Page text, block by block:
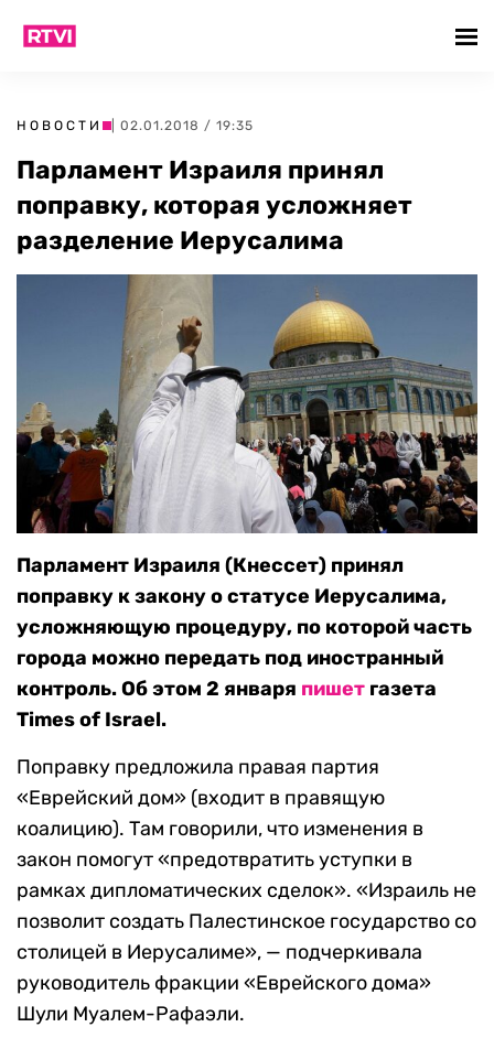
НОВОСТИ | 02.01.2018 / 19:35
Парламент Израиля принял
поправку, которая усложняет
разделение Иерусалима
Парламент Израиля (Кнессет) принял
поправку к закону о статусе Иерусалима,
усложняющую процедуру, по которой часть
города можно передать под иностранный
контроль. Об этом 2 января пишет газета
Times of Israel.
Поправку предложила правая партия
«Еврейский дом» (входит в правящую
коалицию). Там говорили, что изменения в
закон помогут «предотвратить уступки в
рамках дипломатических сделок». «Израиль не
позволит создать Палестинское государство со
столицей в Иерусалиме», — подчеркивала
руководитель фракции «Еврейского дома»
Шули Муалем-Рафаэли.